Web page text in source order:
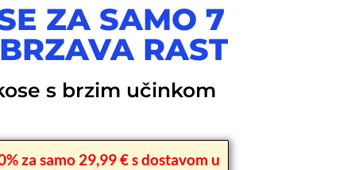
ZA SAMO 7
RAST
s brzim učinkom
za samo 29,99 € s dostavom u